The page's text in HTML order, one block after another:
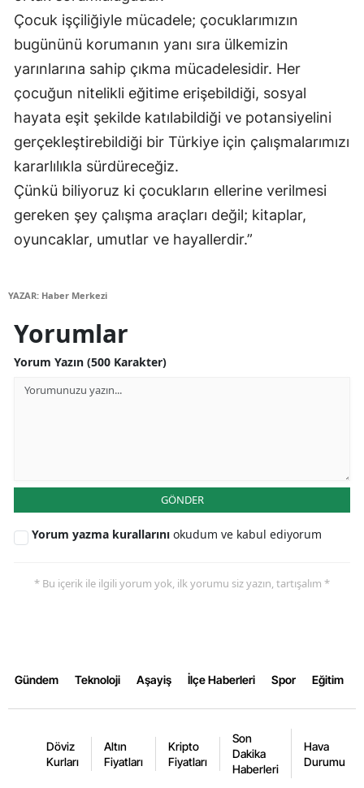
Rize
Sakarya
Samsun
Siirt
Sinop
Sivas
Tekirdağ
Zonguldak
Karaman
Şırnak
Ardahan
Çocuk işçiliğiyle mücadele; çocuklarımızın
bugününü korumanın yanı sıra ülkemizin
yarınlarına sahip çıkma mücadelesidir. Her
çocuğun nitelikli eğitime erişebildiği, sosyal
hayata eşit şekilde katılabildiği ve potansiyelini
gerçekleştirebildiği bir Türkiye için çalışmalarımızı
kararlılıkla sürdüreceğiz.
Çünkü biliyoruz ki çocukların ellerine verilmesi
gereken şey çalışma araçları değil; kitaplar,
oyuncaklar, umutlar ve hayallerdir.”
YAZAR: Haber Merkezi
Yorumlar
Yorum Yazın (500 Karakter)
GÖNDER
Yorum yazma kurallarını okudum ve kabul ediyorum
* Bu içerik ile ilgili yorum yok, ilk yorumu siz yazın, tartışalım *
Gündem Teknoloji Aşayiş İlçe Haberleri Spor Eğitim
Döviz
Kurları
Altın
Fiyatları
Kripto
Fiyatları
Son
Dakika
Haberleri
Hava
Durumu